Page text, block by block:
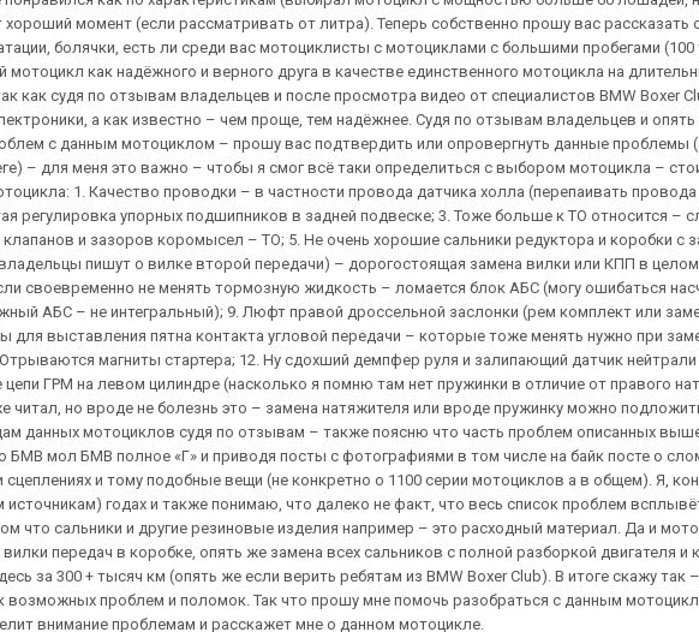
момент (если рассматривать от литра). Теперь собственно прошу вас
болячки, есть ли среди вас мотоциклисты с мотоциклами с большими пробегами
мотоцикл как надёжного и верного друга в качестве единственного мотоцикла на
как судя по отзывам владельцев и после просмотра видео от специалистов BMW Boxer
а как известно – чем проще, тем надёжнее. Судя по отзывам владельцев и
с данным мотоциклом – прошу вас подтвердить или опровергнуть данные проблемы
– для меня это важно – чтобы я смог всё таки определиться с выбором мотоцикла –
1. Качество проводки – в частности провода датчика холла (перепаивать
регулировка упорных подшипников в задней подвеске; 3. Тоже больше к ТО относится
клапанов и зазоров коромысел – ТО; 5. Не очень хорошие сальники редуктора и коробки с
пишут о вилке второй передачи) – дорогостоящая замена вилки или КПП в
своевременно не менять тормозную жидкость – ломается блок АБС (могу ошибаться
АБС – не интегральный); 9. Люфт правой дроссельной заслонки (рем комплект или
для выставления пятна контакта угловой передачи – которые тоже менять нужно при
магниты стартера; 12. Ну сдохший демпфер руля и залипающий датчик
цепи ГРМ на левом цилиндре (насколько я помню там нет пружинки в отличие от правого
читал, но вроде не болезнь это – замена натяжителя или вроде пружинку можно
данных мотоциклов судя по отзывам – также поясню что часть проблем описанных
БМВ мол БМВ полное «Г» и приводя посты с фотографиями в том числе на байк посте о
сцеплениях и тому подобные вещи (не конкретно о 1100 серии мотоциклов а в общем). Я,
источникам) годах и также понимаю, что далеко не факт, что весь список проблем
что сальники и другие резиновые изделия например – это расходный материал. Да и
передач в коробке, опять же замена всех сальников с полной разборкой двигателя и
за 300 + тысяч км (опять же если верить ребятам из BMW Boxer Club). В итоге скажу
возможных проблем и поломок. Так что прошу мне помочь разобраться с данным
внимание проблемам и расскажет мне о данном мотоцикле.